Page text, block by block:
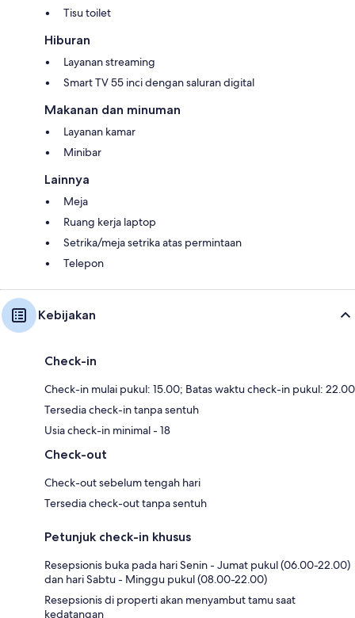
Tisu toilet
Hiburan
Layanan streaming
Smart TV 55 inci dengan saluran digital
Makanan dan minuman
Layanan kamar
Minibar
Lainnya
Meja
Ruang kerja laptop
Setrika/meja setrika atas permintaan
Telepon
Kebijakan
Check-in
Check-in mulai pukul: 15.00; Batas waktu check-in pukul: 22.00
Tersedia check-in tanpa sentuh
Usia check-in minimal - 18
Check-out
Check-out sebelum tengah hari
Tersedia check-out tanpa sentuh
Petunjuk check-in khusus
Resepsionis buka pada hari Senin - Jumat pukul (06.00-22.00)
dan hari Sabtu - Minggu pukul (08.00-22.00)
Resepsionis di properti akan menyambut tamu saat
kedatangan